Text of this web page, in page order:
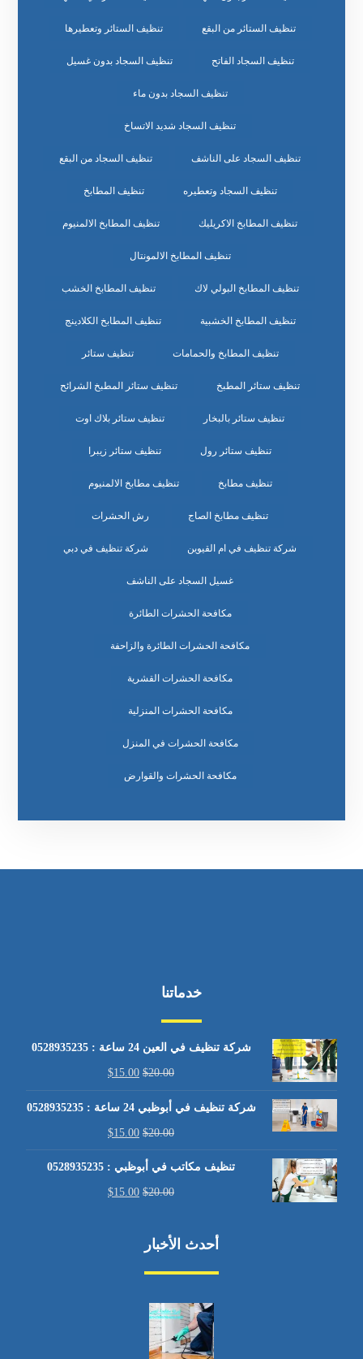
تنظيف الستائر من البقع تنظيف الستائر وتعطيرها
تنظيف السجاد الفاتح تنظيف السجاد بدون غسيل
تنظيف السجاد بدون ماء
تنظيف السجاد شديد الاتساخ
تنظيف السجاد على الناشف تنظيف السجاد من البقع
تنظيف السجاد وتعطيره تنظيف المطابخ
تنظيف المطابخ الاكريليك تنظيف المطابخ الالمنيوم
تنظيف المطابخ الالمونتال
تنظيف المطابخ البولي لاك تنظيف المطابخ الخشب
تنظيف المطابخ الخشبية تنظيف المطابخ الكلادينج
تنظيف المطابخ والحمامات تنظيف ستائر
تنظيف ستائر المطبخ تنظيف ستائر المطبخ الشرائح
تنظيف ستائر بالبخار تنظيف ستائر بلاك اوت
تنظيف ستائر رول تنظيف ستائر زيبرا
تنظيف مطابخ تنظيف مطابخ الالمنيوم
تنظيف مطابخ الصاج رش الحشرات
شركة تنظيف في ام القيوين شركة تنظيف في دبي
غسيل السجاد على الناشف
مكافحة الحشرات الطائرة
مكافحة الحشرات الطائرة والزاحفة
مكافحة الحشرات القشرية
مكافحة الحشرات المنزلية
مكافحة الحشرات في المنزل
مكافحة الحشرات والقوارض
خدماتنا
شركة تنظيف في العين 24 ساعة : 0528935235
$20.00
$15.00
شركة تنظيف في أبوظبي 24 ساعة : 0528935235
$20.00
$15.00
تنظيف مكاتب في أبوظبي : 0528935235
$20.00
$15.00
أحدث الأخبار